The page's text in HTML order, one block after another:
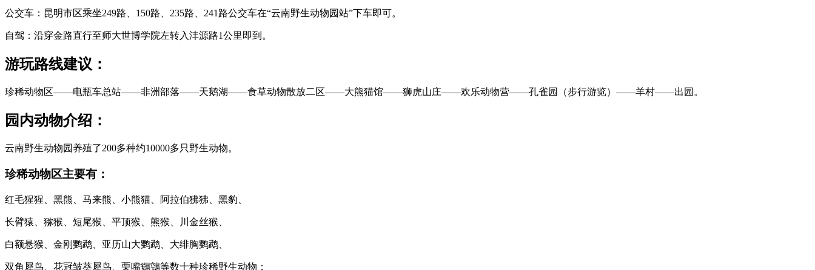
公交车：昆明市区乘坐249路、150路、235路、241路公交车在“云南野生动物园站”下车即可。
自驾：沿穿金路直行至师大世博学院左转入沣源路1公里即到。
游玩路线建议：
珍稀动物区——电瓶车总站——非洲部落——天鹅湖——食草动物散放二区——大熊猫馆——狮虎山庄——欢乐动物营——孔雀园（步行游览）——羊村——出园。
园内动物介绍：
云南野生动物园养殖了200多种约10000多只野生动物。
珍稀动物区主要有：
红毛猩猩、黑熊、马来熊、小熊猫、阿拉伯狒狒、黑豹、
长臂猿、猕猴、短尾猴、平顶猴、熊猴、川金丝猴、
白额悬猴、金刚鹦鹉、亚历山大鹦鹉、大绯胸鹦鹉、
双角犀鸟、花冠皱葵犀鸟、栗嘴鵎鵼等数十种珍稀野生动物；